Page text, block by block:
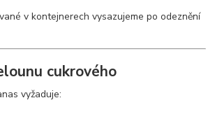
v kontejnerech vysazujeme po odeznění
cukrového
vyžaduje: